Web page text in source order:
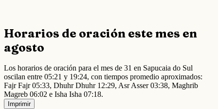
Horarios de oración este mes en
agosto
Los horarios de oración para el mes de 31 en Sapucaia do Sul
oscilan entre 05:21 y 19:24, con tiempos promedio aproximados:
Fajr Fajr 05:33, Dhuhr Dhuhr 12:29, Asr Asser 03:38, Maghrib
Magreb 06:02 e Isha Isha 07:18.
Imprimir